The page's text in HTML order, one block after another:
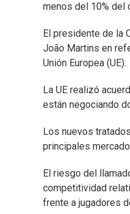
menos del 10% del
El presidente de la
João Martins en
Unión Europea (UE).
La UE realizó
están negociando
Los nuevos
principales
El riesgo del
competitividad
frente a jugadores